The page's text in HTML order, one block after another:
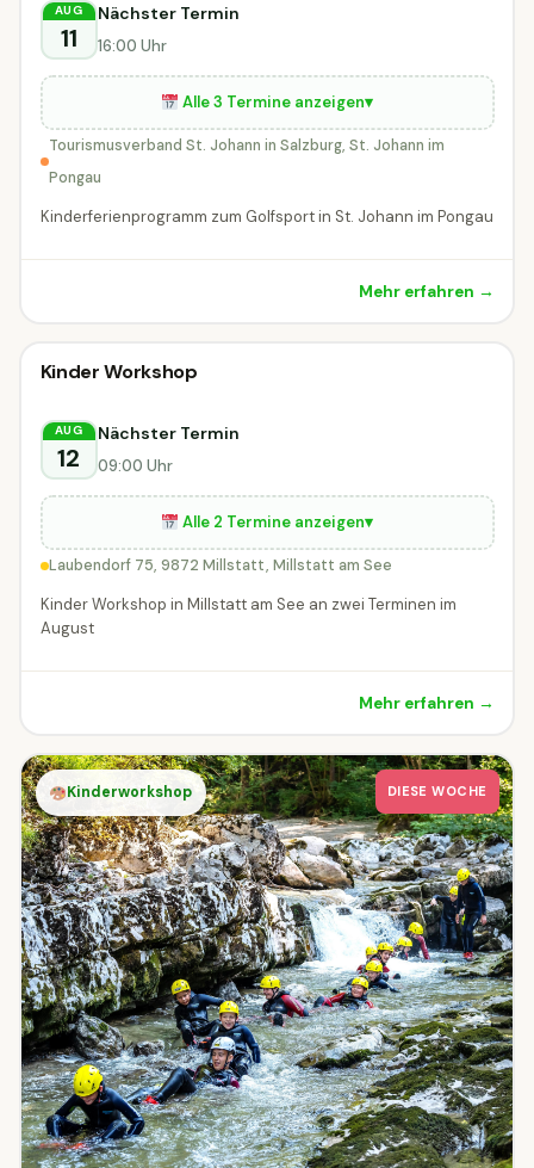
AUG
11
Nächster Termin
16:00 Uhr
Alle 3 Termine anzeigen▾
Tourismusverband St. Johann in Salzburg, St. Johann im
Pongau
Kinderferienprogramm zum Golfsport in St. Johann im Pongau
Mehr erfahren →
Kinderworkshop
Kinderworkshop
Kinder Workshop
AUG
12
Nächster Termin
09:00 Uhr
Alle 2 Termine anzeigen▾
Laubendorf 75, 9872 Millstatt, Millstatt am See
Kinder Workshop in Millstatt am See an zwei Terminen im
August
Mehr erfahren →
Kinderworkshop DIESE WOCHE